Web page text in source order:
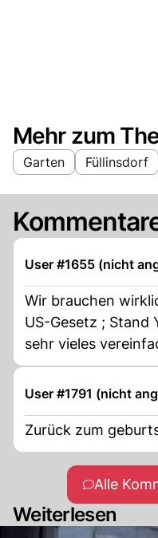
Mehr zum
Garten Füllinsdorf
User #1655 (nicht
Wir brauchen
US-Gesetz ; Stand
User #1791 (nicht
Zurück zum
Alle
Weiterlesen